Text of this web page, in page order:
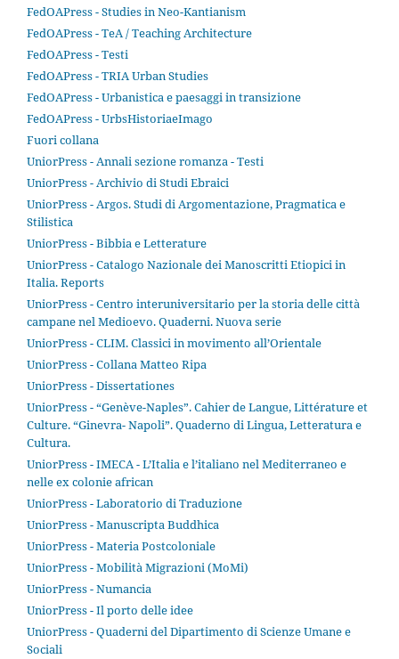
FedOAPress - Studies in Neo-Kantianism
FedOAPress - TeA / Teaching Architecture
FedOAPress - Testi
FedOAPress - TRIA Urban Studies
FedOAPress - Urbanistica e paesaggi in transizione
FedOAPress - UrbsHistoriaeImago
Fuori collana
UniorPress - Annali sezione romanza - Testi
UniorPress - Archivio di Studi Ebraici
UniorPress - Argos. Studi di Argomentazione, Pragmatica e
Stilistica
UniorPress - Bibbia e Letterature
UniorPress - Catalogo Nazionale dei Manoscritti Etiopici in
Italia. Reports
UniorPress - Centro interuniversitario per la storia delle città
campane nel Medioevo. Quaderni. Nuova serie
UniorPress - CLIM. Classici in movimento all’Orientale
UniorPress - Collana Matteo Ripa
UniorPress - Dissertationes
UniorPress - “Genève-Naples”. Cahier de Langue, Littérature et
Culture. “Ginevra- Napoli”. Quaderno di Lingua, Letteratura e
Cultura.
UniorPress - IMECA - L’Italia e l’italiano nel Mediterraneo e
nelle ex colonie african
UniorPress - Laboratorio di Traduzione
UniorPress - Manuscripta Buddhica
UniorPress - Materia Postcoloniale
UniorPress - Mobilità Migrazioni (MoMi)
UniorPress - Numancia
UniorPress - Il porto delle idee
UniorPress - Quaderni del Dipartimento di Scienze Umane e
Sociali